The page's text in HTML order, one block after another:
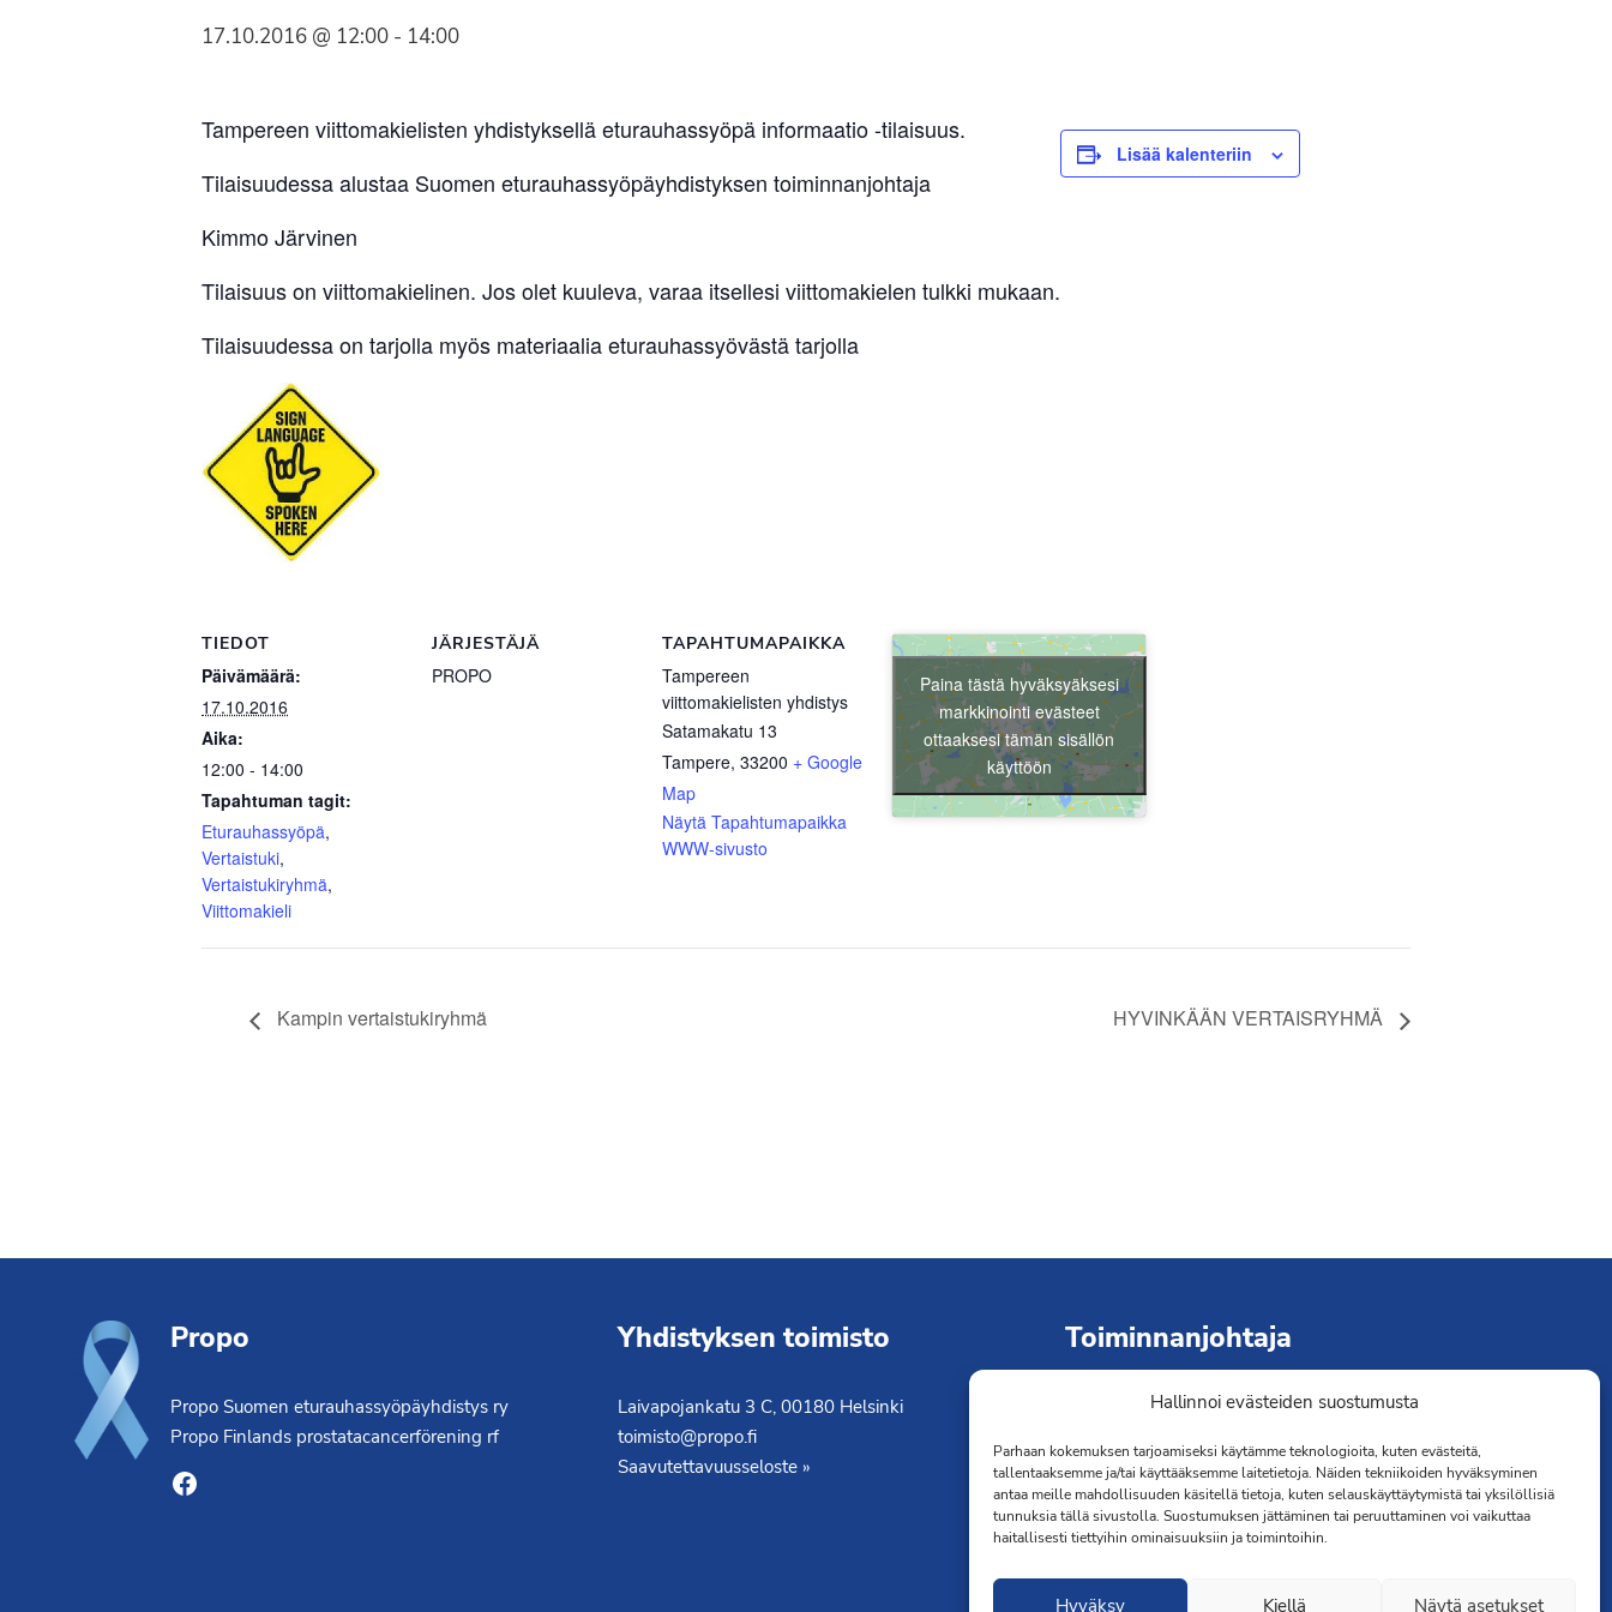
Hallinnoi evästeiden suostumusta
Parhaan kokemuksen tarjoamiseksi käytämme teknologioita, kuten evästeitä,
tallentaaksemme ja/tai käyttääksemme laitetietoja. Näiden tekniikoiden hyväksyminen
antaa meille mahdollisuuden käsitellä tietoja, kuten selauskäyttäytymistä tai yksilöllisiä
tunnuksia tällä sivustolla. Suostumuksen jättäminen tai peruuttaminen voi vaikuttaa
haitallisesti tiettyihin ominaisuuksiin ja toimintoihin.
Hyväksy Kiellä Näytä asetukset
17.10.2016 @ 12:00 - 14:00
Tampereen viittomakielisten yhdistyksellä eturauhassyöpä informaatio -tilaisuus.
Tilaisuudessa alustaa Suomen eturauhassyöpäyhdistyksen toiminnanjohtaja
Kimmo Järvinen
Tilaisuus on viittomakielinen. Jos olet kuuleva, varaa itsellesi viittomakielen tulkki mukaan.
Tilaisuudessa on tarjolla myös materiaalia eturauhassyövästä tarjolla
Lisää kalenteriin
TIEDOT
Päivämäärä:
17.10.2016
Aika:
12:00 - 14:00
Tapahtuman tagit:
Eturauhassyöpä,
Vertaistuki,
Vertaistukiryhmä,
Viittomakieli
JÄRJESTÄJÄ
PROPO
TAPAHTUMAPAIKKA
Tampereen
viittomakielisten yhdistys
Satamakatu 13
Tampere, 33200 + Google
Map
Näytä Tapahtumapaikka
WWW-sivusto
Paina tästä hyväksyäksesi
markkinointi evästeet
ottaaksesi tämän sisällön
käyttöön
Kampin vertaistukiryhmä HYVINKÄÄN VERTAISRYHMÄ
Propo
Propo Suomen eturauhassyöpäyhdistys ry
Propo Finlands prostatacancerförening rf
Facebook
Yhdistyksen toimisto
Laivapojankatu 3 C, 00180 Helsinki
toimisto@propo.fi
Saavutettavuusseloste »
Toiminnanjohtaja
Kimmo Järvinen
041 501 4176